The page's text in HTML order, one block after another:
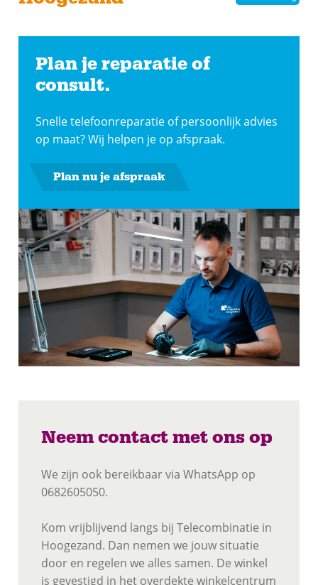
Plan je reparatie of
consult.
Snelle telefoonreparatie of persoonlijk advies
op maat? Wij helpen je op afspraak.
Plan nu je afspraak
Neem contact met ons op
We zijn ook bereikbaar via WhatsApp op
0682605050.
Kom vrijblijvend langs bij Telecombinatie in
Hoogezand. Dan nemen we jouw situatie
door en regelen we alles samen. De winkel
is gevestigd in het overdekte winkelcentrum